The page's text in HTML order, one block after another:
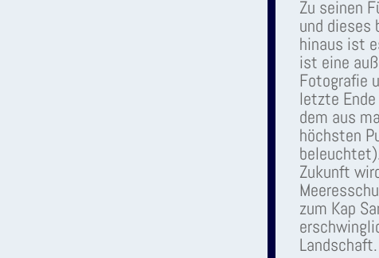
Zu seinen
und dieses
hinaus ist
ist eine
Fotografie
letzte
dem aus
höchsten
Zukunft
zum Kap
Landschaft.